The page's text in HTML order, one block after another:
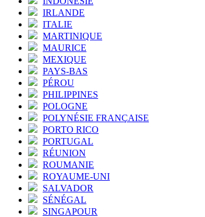
IRLANDE
ITALIE
MARTINIQUE
MAURICE
MEXIQUE
PAYS-BAS
PÉROU
PHILIPPINES
POLOGNE
POLYNÉSIE FRANÇAISE
PORTO RICO
PORTUGAL
RÉUNION
ROUMANIE
ROYAUME-UNI
SALVADOR
SÉNÉGAL
SINGAPOUR